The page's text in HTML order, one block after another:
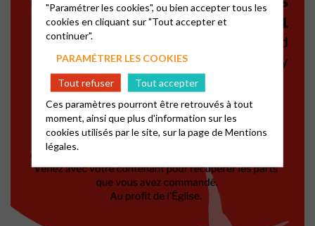
"Paramétrer les cookies", ou bien accepter tous les
cookies en cliquant sur "Tout accepter et
continuer".
PARAMÉTRER LES COOKIES
Tout refuser
Tout accepter
Ces paramètres pourront être retrouvés à tout
moment, ainsi que plus d'information sur les
cookies utilisés par le site, sur la page deMentions
légales.